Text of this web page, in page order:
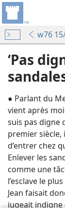
w76
‘Pas
● Parlant du
vient après
suis pas digne
premier siècle,
d’entrer chez
Enlever les
comme une
l’esclave le
Jean faisait
jugeait indigne